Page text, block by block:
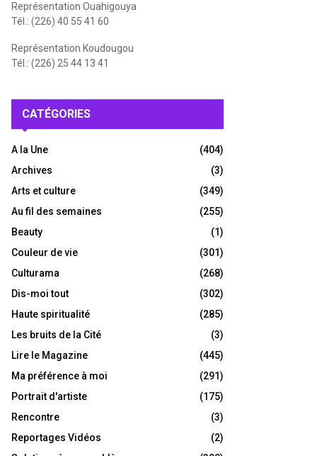
Représentation Ouahigouya
Tél.: (226) 40 55 41 60
Représentation Koudougou
Tél.: (226) 25 44 13 41
CATÉGORIES
A la Une
(404)
Archives
(3)
Arts et culture
(349)
Au fil des semaines
(255)
Beauty
(1)
Couleur de vie
(301)
Culturama
(268)
Dis-moi tout
(302)
Haute spiritualité
(285)
Les bruits de la Cité
(3)
Lire le Magazine
(445)
Ma préférence à moi
(291)
Portrait d'artiste
(175)
Rencontre
(3)
Reportages Vidéos
(2)